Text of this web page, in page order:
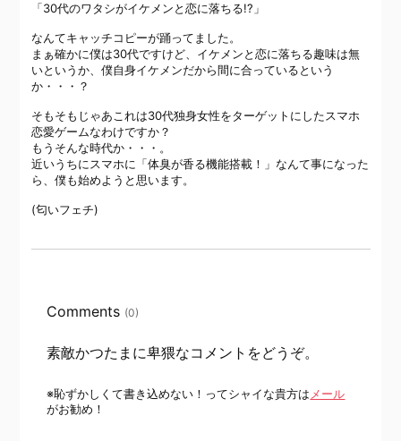
「30代のワタシがイケメンと恋に落ちる!?」
なんてキャッチコピーが踊ってました。
まぁ確かに僕は30代ですけど、イケメンと恋に落ちる趣味は無
いというか、僕自身イケメンだから間に合っているという
か・・・？
そもそもじゃあこれは30代独身女性をターゲットにしたスマホ
恋愛ゲームなわけですか？
もうそんな時代か・・・。
近いうちにスマホに「体臭が香る機能搭載！」なんて事になった
ら、僕も始めようと思います。
(匂いフェチ)
Comments (0)
素敵かつたまに卑猥なコメントをどうぞ。
※恥ずかしくて書き込めない！ってシャイな貴方は メール
がお勧め！